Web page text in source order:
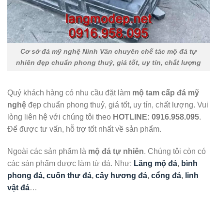
Cơ sở đá mỹ nghệ Ninh Vân chuyên chế tác mộ đá tự
nhiên đẹp chuẩn phong thuỷ, giá tốt, uy tín, chất lượng
Quý khách hàng có nhu cầu đặt làm mộ tam cấp đá mỹ
nghệ đẹp chuẩn phong thuỷ, giá tốt, uy tín, chất lượng. Vui
lòng liên hệ với chúng tôi theo HOTLINE: 0916.958.095.
Để được tư vấn, hỗ trợ tốt nhất về sản phẩm.
Ngoài các sản phẩm là mộ đá tự nhiên. Chúng tôi còn có
các sản phẩm được làm từ đá. Như: Lăng mộ đá, bình
phong đá, cuốn thư đá, cây hương đá, cổng đá, linh
vật đá…